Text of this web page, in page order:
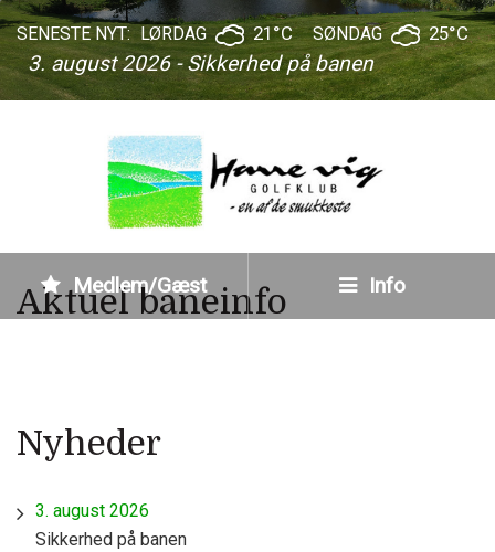
SENESTE NYT:
3. august 2026 - Sikkerhed på banen
LØRDAG 21°C SØNDAG 25°C
Medlem/Gæst Info
Aktuel baneinfo
Nyheder
3. august 2026
Sikkerhed på banen